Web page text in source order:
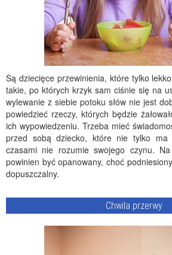
Są dziecięce przewinienia, które tylko
takie, po których krzyk sam ciśnie się na
wylewanie z siebie potoku słów nie jest
powiedzieć rzeczy, których będzie
ich wypowiedzeniu. Trzeba mieć
przed sobą dziecko, które nie tylko ma
czasami nie rozumie swojego czynu.
powinien być opanowany, choć
dopuszczalny.
Chwila przerwy